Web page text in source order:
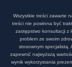
Wszystkie treści zawarte
treści nie powinna być
zastępstwo konsultacji z
problem ze swoim
stosownym specjalistą.
zapewnić najwyższą
wynik wykorzystania